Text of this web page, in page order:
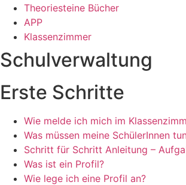
Theoriesteine Bücher
APP
Klassenzimmer
Schulverwaltung
Erste Schritte
Wie melde ich mich im
Was müssen meine SchülerInnen
Schritt für Schritt Anleitung –
Was ist ein Profil?
Wie lege ich eine Profil an?